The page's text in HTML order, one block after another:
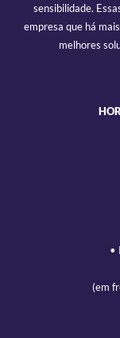
sensibilidade.
empresa que há
melhores
•
(em